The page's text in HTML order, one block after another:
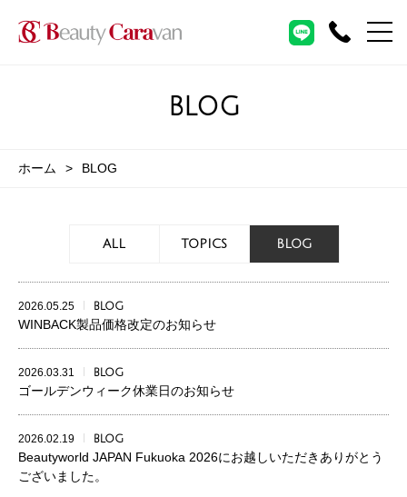
BLOG
ホーム BLOG
ALL TOPICS BLOG
2026.05.25 BLOG
WINBACK製品価格改定のお知らせ
2026.03.31 BLOG
ゴールデンウィーク休業日のお知らせ
2026.02.19 BLOG
Beautyworld JAPAN Fukuoka 2026にお越しいただきありがとう
ございました。